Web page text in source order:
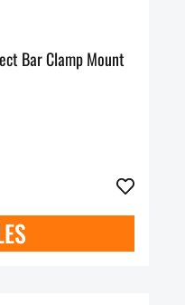
Bar Clamp Mount